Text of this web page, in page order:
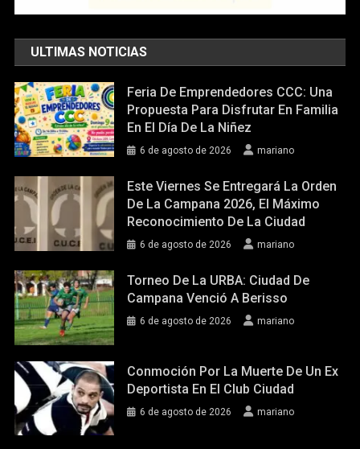
ULTIMAS NOTICIAS
Feria De Emprendedores CCC: Una
Propuesta Para Disfrutar En Familia
En El Día De La Niñez
6 de agosto de 2026 mariano
Este Viernes Se Entregará La Orden
De La Campana 2026, El Máximo
Reconocimiento De La Ciudad
6 de agosto de 2026 mariano
Torneo De La URBA: Ciudad De
Campana Venció A Berisso
6 de agosto de 2026 mariano
Conmoción Por La Muerte De Un Ex
Deportista En El Club Ciudad
6 de agosto de 2026 mariano